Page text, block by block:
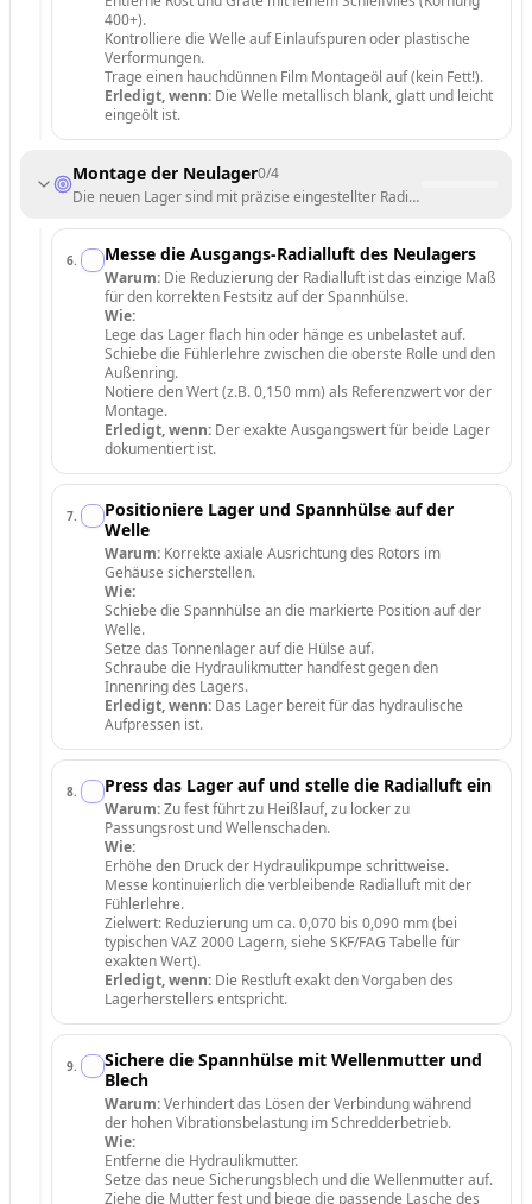
400+).
Kontrolliere die Welle auf Einlaufspuren oder plastische
Verformungen.
Trage einen hauchdünnen Film Montageöl auf (kein Fett!).
Erledigt, wenn: Die Welle metallisch blank, glatt und leicht
eingeölt ist.
Montage der Neulager0/4
Die neuen Lager sind mit präzise eingestellter Radialluft montiert.
6. Messe die Ausgangs-Radialluft des Neulagers
Warum: Die Reduzierung der Radialluft ist das einzige Maß
für den korrekten Festsitz auf der Spannhülse.
Wie:
Lege das Lager flach hin oder hänge es unbelastet auf.
Schiebe die Fühlerlehre zwischen die oberste Rolle und den
Außenring.
Notiere den Wert (z.B. 0,150 mm) als Referenzwert vor der
Montage.
Erledigt, wenn: Der exakte Ausgangswert für beide Lager
dokumentiert ist.
7.
Positioniere Lager und Spannhülse auf der
Welle
Warum: Korrekte axiale Ausrichtung des Rotors im
Gehäuse sicherstellen.
Wie:
Schiebe die Spannhülse an die markierte Position auf der
Welle.
Setze das Tonnenlager auf die Hülse auf.
Schraube die Hydraulikmutter handfest gegen den
Innenring des Lagers.
Erledigt, wenn: Das Lager bereit für das hydraulische
Aufpressen ist.
8. Press das Lager auf und stelle die Radialluft ein
Warum:Zu fest führt zu Heißlauf, zu locker zu
Passungsrost und Wellenschaden.
Wie:
Erhöhe den Druck der Hydraulikpumpe schrittweise.
Messe kontinuierlich die verbleibende Radialluft mit der
Fühlerlehre.
Zielwert: Reduzierung um ca. 0,070 bis 0,090 mm (bei
typischen VAZ 2000 Lagern, siehe SKF/FAG Tabelle für
exakten Wert).
Erledigt, wenn: Die Restluft exakt den Vorgaben des
Lagerherstellers entspricht.
9.
Sichere die Spannhülse mit Wellenmutter und
Blech
Warum:Verhindert das Lösen der Verbindung während
der hohen Vibrationsbelastung im Schredderbetrieb.
Wie:
Entferne die Hydraulikmutter.
Setze das neue Sicherungsblech und die Wellenmutter auf.
Ziehe die Mutter fest und biege die passende Lasche des